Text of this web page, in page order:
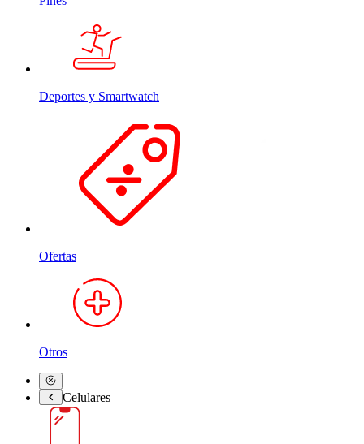
Deportes y Smartwatch
Ofertas
Otros
Celulares